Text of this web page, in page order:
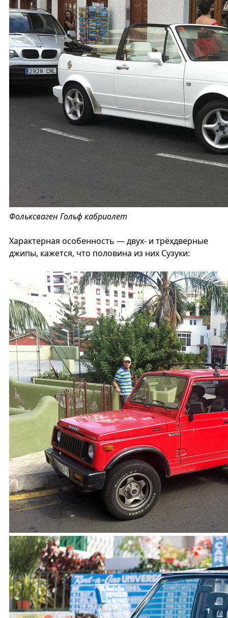
Фольксваген Гольф кабриолет
Характерная особенность — двух- и трёхдверные
джипы, кажется, что половина из них Сузуки: